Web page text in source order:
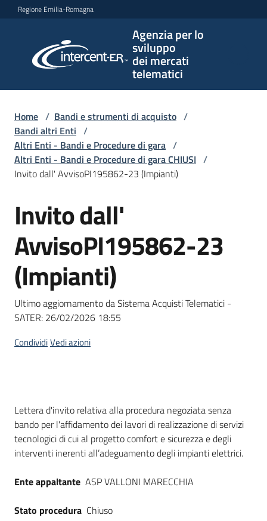
Vai al contenuto
Vai alla navigazione
Vai al footer
Regione Emilia-Romagna
Agenzia per lo
sviluppo
dei mercati
telematici
per lo
sviluppo
telematici
L'Agenzia
Bandi
strumenti
acquisto
Supporto
English
site
Home / Bandi e strumenti di acquisto /
Bandi altri Enti /
Altri Enti - Bandi e Procedure di gara /
Altri Enti - Bandi e Procedure di gara CHIUSI /
Invito dall' AvvisoPI195862-23 (Impianti)
Salta al contenuto
Invito dall'
AvvisoPI195862-23
(Impianti)
Ultimo aggiornamento da Sistema Acquisti Telematici -
SATER: 26/02/2026 18:55
CondividiVedi azioni
Dati del bando
Lettera d'invito relativa alla procedura negoziata senza
bando per l'affidamento dei lavori di realizzazione di servizi
tecnologici di cui al progetto comfort e sicurezza e degli
interventi inerenti all’adeguamento degli impianti elettrici.
Ente appaltante ASP VALLONI MARECCHIA
Stato procedura Chiuso